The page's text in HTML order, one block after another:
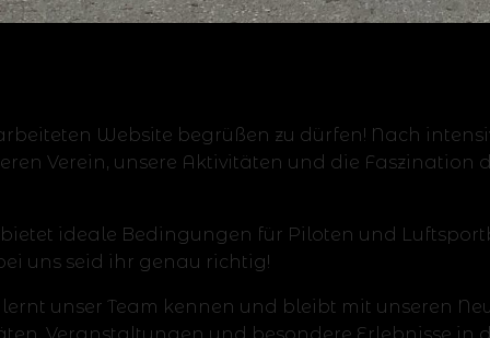
Website begrüßen zu dürfen! Nach
Verein, unsere Aktivitäten und die Faszination
bietet ideale Bedingungen für Piloten und
uns seid ihr genau richtig!
unser Team kennen und bleibt mit unseren